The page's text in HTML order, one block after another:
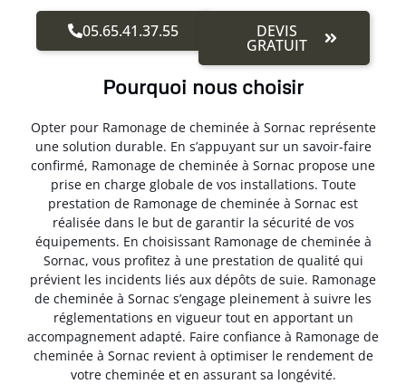
05.65.41.37.55 DEVIS
GRATUIT
Pourquoi nous choisir
Opter pour Ramonage de cheminée à Sornac représente
une solution durable. En s’appuyant sur un savoir-faire
confirmé, Ramonage de cheminée à Sornac propose une
prise en charge globale de vos installations. Toute
prestation de Ramonage de cheminée à Sornac est
réalisée dans le but de garantir la sécurité de vos
équipements. En choisissant Ramonage de cheminée à
Sornac, vous profitez à une prestation de qualité qui
prévient les incidents liés aux dépôts de suie. Ramonage
de cheminée à Sornac s’engage pleinement à suivre les
réglementations en vigueur tout en apportant un
accompagnement adapté. Faire confiance à Ramonage de
cheminée à Sornac revient à optimiser le rendement de
votre cheminée et en assurant sa longévité.